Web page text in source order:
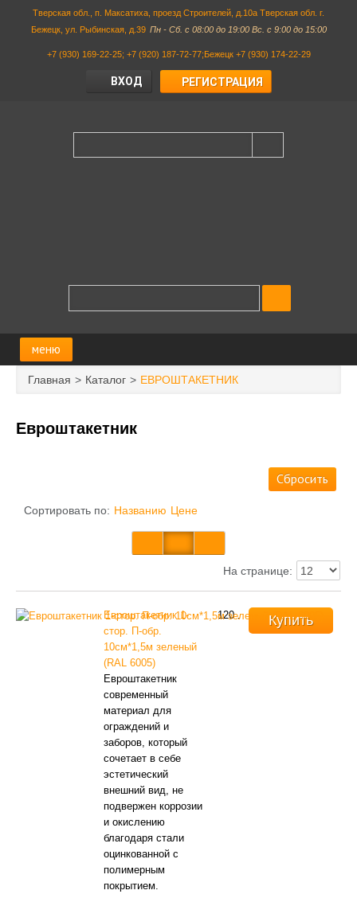
Тверская обл., п. Максатиха, проезд Строителей, д.10а Тверская обл. г.
Бежецк, ул. Рыбинская, д.39 Пн - Сб. с 08:00 до 19:00 Вс. с 9:00 до 15:00
+7 (930) 169-22-25; +7 (920) 187-72-77;Бежецк +7 (930) 174-22-29
ВХОД РЕГИСТРАЦИЯ
меню
ГЛАВНАЯ
НАШИ ПРОЕКТЫ
Главная Каталог ЕВРОШТАКЕТНИК
Евроштакетник
Сбросить
Сортировать по: Названию Цене
На странице:
Евроштакетник 1-
стор. П-обр.
10см*1,5м зеленый
(RAL 6005)
Евроштакетник
современный
материал для
ограждений и
заборов, который
сочетает в себе
эстетический
внешний вид, не
подвержен коррозии
и окислению
благодаря стали
оцинкованной с
полимерным
покрытием.
120 . Купить